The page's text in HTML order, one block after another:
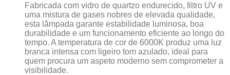
Fabricada com vidro de quartzo endurecido, filtro UV e
uma mistura de gases nobres de elevada qualidade,
esta lâmpada garante estabilidade luminosa, boa
durabilidade e um funcionamento eficiente ao longo do
tempo. A temperatura de cor de 6000K produz uma luz
branca intensa com ligeiro tom azulado, ideal para
quem procura um aspeto moderno sem comprometer a
visibilidade.